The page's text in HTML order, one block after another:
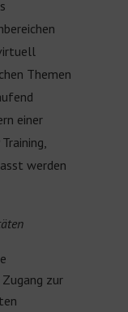
Themen
einer
werden
zur